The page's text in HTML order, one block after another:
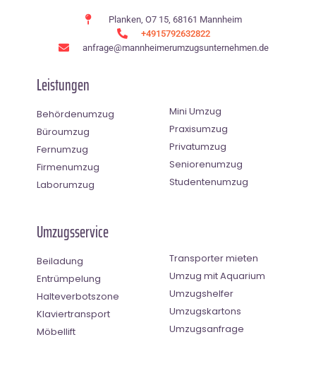
Planken, O7 15, 68161 Mannheim
+4915792632822
anfrage@mannheimerumzugsunternehmen.de
Leistungen
Behördenumzug
Büroumzug
Fernumzug
Firmenumzug
Laborumzug
Mini Umzug
Praxisumzug
Privatumzug
Seniorenumzug
Studentenumzug
Umzugsservice
Beiladung
Entrümpelung
Halteverbotszone
Klaviertransport
Möbellift
Transporter mieten
Umzug mit Aquarium
Umzugshelfer
Umzugskartons
Umzugsanfrage